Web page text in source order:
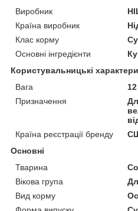
Виробник
Країна виробник
Клас корму
Основні інгредієнти
Користувальницькі
Вага
Призначення
Країна реєстрації бренду
Основні
Тварина
Вікова група
Вид корму